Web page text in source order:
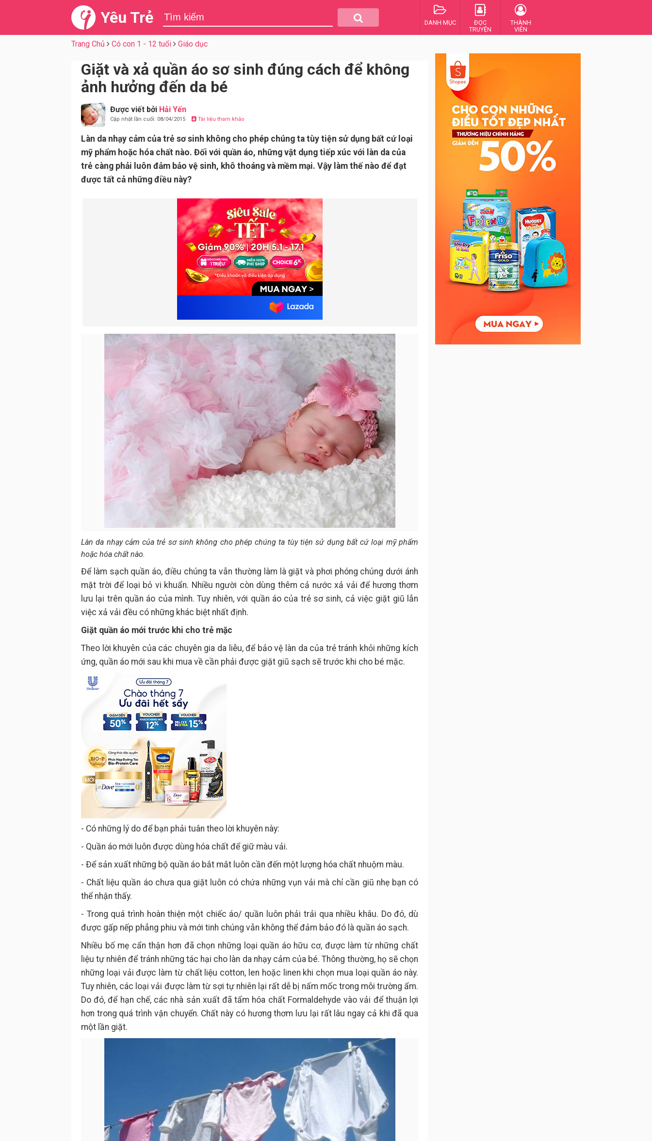
Yêu Trẻ DANH MỤC
ĐỌC
TRUYỆN
THÀNH
VIÊN
Trang Chủ Có con 1 - 12 tuổi Giáo dục
Giặt và xả quần áo sơ sinh đúng cách để không
ảnh hưởng đến da bé
Được viết bởi Hải Yến
Cập nhật lần cuối: 08/04/2015 Tài liệu tham khảo
Làn da nhạy cảm của trẻ sơ sinh không cho phép chúng ta tùy tiện sử dụng bất cứ loại
mỹ phẩm hoặc hóa chất nào. Đối với quần áo, những vật dụng tiếp xúc với làn da của
trẻ càng phải luôn đảm bảo vệ sinh, khô thoáng và mềm mại. Vậy làm thế nào để đạt
được tất cả những điều này?
Làn da nhạy cảm của trẻ sơ sinh không cho phép chúng ta tùy tiện sử dụng bất cứ loại mỹ phẩm
hoặc hóa chất nào.
Để làm sạch quần áo, điều chúng ta vẫn thường làm là giặt và phơi phóng chúng dưới ánh
mặt trời để loại bỏ vi khuẩn. Nhiều người còn dùng thêm cả nước xả vải để hương thơm
lưu lại trên quần áo của mình. Tuy nhiên, với quần áo của trẻ sơ sinh, cả việc giặt giũ lẫn
việc xả vải đều có những khác biệt nhất định.
Giặt quần áo mới trước khi cho trẻ mặc
Theo lời khuyên của các chuyên gia da liễu, để bảo vệ làn da của trẻ tránh khỏi những kích
ứng, quần áo mới sau khi mua về cần phải được giặt giũ sạch sẽ trước khi cho bé mặc.
- Có những lý do để bạn phải tuân theo lời khuyên này:
- Quần áo mới luôn được dùng hóa chất để giữ màu vải.
- Để sản xuất những bộ quần áo bắt mắt luôn cần đến một lượng hóa chất nhuộm màu.
- Chất liệu quần áo chưa qua giặt luôn có chứa những vụn vải mà chỉ cần giũ nhẹ bạn có
thể nhận thấy.
- Trong quá trình hoàn thiện một chiếc áo/ quần luôn phải trải qua nhiều khâu. Do đó, dù
được gấp nếp phẳng phiu và mới tinh chúng vẫn không thể đảm bảo đó là quần áo sạch.
Nhiều bố mẹ cẩn thận hơn đã chọn những loại quần áo hữu cơ, được làm từ những chất
liệu tự nhiên để tránh những tác hại cho làn da nhạy cảm của bé. Thông thường, họ sẽ chọn
những loại vải được làm từ chất liệu cotton, len hoặc linen khi chọn mua loại quần áo này.
Tuy nhiên, các loại vải được làm từ sợi tự nhiên lại rất dễ bị nấm mốc trong môi trường ẩm.
Do đó, để hạn chế, các nhà sản xuất đã tẩm hóa chất Formaldehyde vào vải để thuận lợi
hơn trong quá trình vận chuyển. Chất này có hương thơm lưu lại rất lâu ngay cả khi đã qua
một lần giặt.